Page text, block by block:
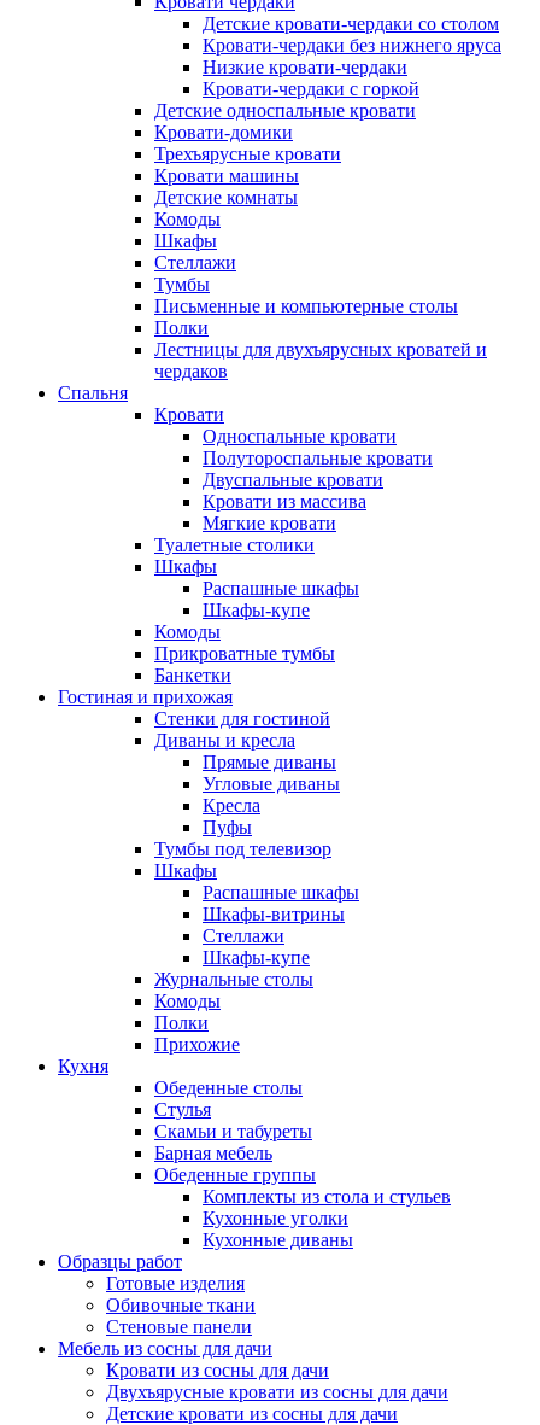
Детские кровати-чердаки со столом
Кровати-чердаки без нижнего яруса
Низкие кровати-чердаки
Кровати-чердаки с горкой
Детские односпальные кровати
Кровати-домики
Трехъярусные кровати
Кровати машины
Детские комнаты
Комоды
Шкафы
Стеллажи
Тумбы
Письменные и компьютерные столы
Полки
Лестницы для двухъярусных кроватей и
чердаков
Спальня
Кровати
Односпальные кровати
Полутороспальные кровати
Двуспальные кровати
Кровати из массива
Мягкие кровати
Туалетные столики
Шкафы
Распашные шкафы
Шкафы-купе
Комоды
Прикроватные тумбы
Банкетки
Гостиная и прихожая
Стенки для гостиной
Диваны и кресла
Прямые диваны
Угловые диваны
Кресла
Пуфы
Тумбы под телевизор
Шкафы
Распашные шкафы
Шкафы-витрины
Стеллажи
Шкафы-купе
Журнальные столы
Комоды
Полки
Прихожие
Кухня
Обеденные столы
Стулья
Скамьи и табуреты
Барная мебель
Обеденные группы
Комплекты из стола и стульев
Кухонные уголки
Кухонные диваны
Образцы работ
Готовые изделия
Обивочные ткани
Стеновые панели
Мебель из сосны для дачи
Кровати из сосны для дачи
Двухъярусные кровати из сосны для дачи
Детские кровати из сосны для дачи